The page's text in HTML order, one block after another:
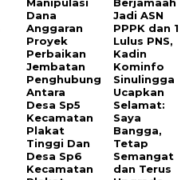
Manipulasi
Dana
Anggaran
Proyek
Perbaikan
Jembatan
Penghubung
Antara
Desa Sp5
Kecamatan
Plakat
Tinggi Dan
Desa Sp6
Kecamatan
Berjamaah
Jadi ASN
PPPK dan 1
Lulus PNS,
Kadin
Kominfo
Sinulingga
Ucapkan
Selamat:
Saya
Bangga,
Tetap
Semangat
dan Terus